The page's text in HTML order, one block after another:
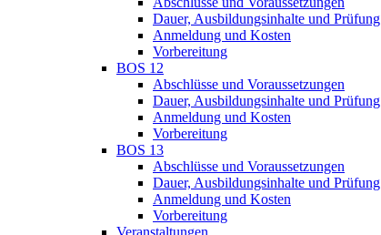
Dauer, Ausbildungsinhalte und Prüfung
Anmeldung und Kosten
Vorbereitung
BOS 12
Abschlüsse und Voraussetzungen
Dauer, Ausbildungsinhalte und Prüfung
Anmeldung und Kosten
Vorbereitung
BOS 13
Abschlüsse und Voraussetzungen
Dauer, Ausbildungsinhalte und Prüfung
Anmeldung und Kosten
Vorbereitung
Veranstaltungen